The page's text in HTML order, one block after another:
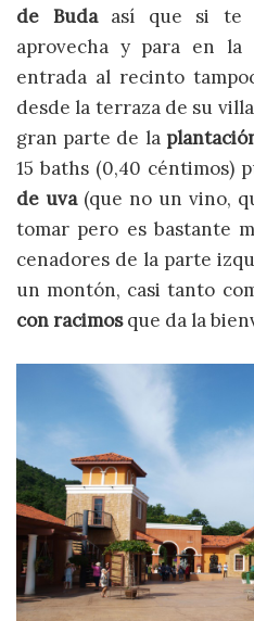
de Budaasí que si te
aprovecha y para en la
entrada al recinto
desde la terraza de su
gran parte de la
15 baths (0,40 céntimos)
de uva(que no un vino,
tomar pero es bastante
cenadores de la parte
un montón, casi tanto
con racimosque da la